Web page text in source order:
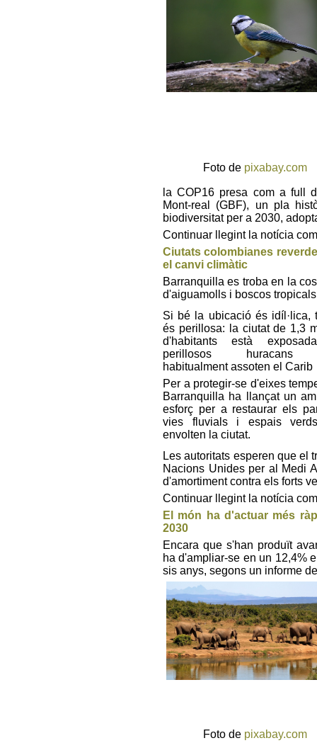
Foto de pixabay.com
la COP16 presa com a full
Mont-real (GBF), un pla
biodiversitat per a 2030,
Continuar llegint la notícia
Ciutats colombianes
el canvi climàtic
Barranquilla es troba en la
d'aiguamolls i boscos tropicals
Si bé la ubicació és idíl·lica,
és perillosa: la ciutat de 1,3
d'habitants està
perillosos huracans
habitualment assoten el Carib
Per a protegir-se d'eixes
Barranquilla ha llançat un
esforç per a restaurar els
vies fluvials i espais
envolten la ciutat.
Les autoritats esperen que el
Nacions Unides per al Medi
d'amortiment contra els forts
Continuar llegint la notícia
El món ha d'actuar més
2030
Encara que s'han produït
ha d'ampliar-se en un 12,4%
sis anys, segons un informe
Foto de pixabay.com